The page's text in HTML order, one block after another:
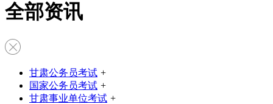
全部资讯
甘肃公务员考试 +
国家公务员考试 +
甘肃事业单位考试 +